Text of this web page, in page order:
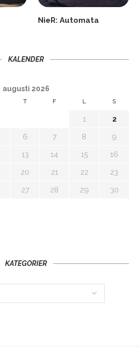
NieR: Automata
KALENDER
augusti 2026
T F L S
1
2
6 7 8
9
13 14 15
16
20 21 22
23
27 28 29
30
KATEGORIER